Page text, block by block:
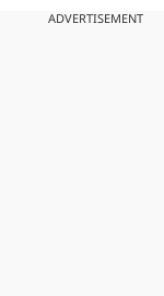
ADVERTISEMENT